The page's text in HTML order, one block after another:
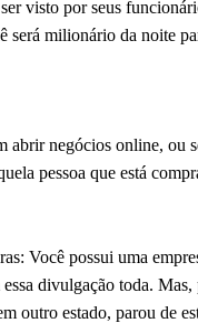
visto por seus
será milionário da noite
negócios online, ou
pessoa que está
Você possui uma
divulgação toda.
outro estado, parou de